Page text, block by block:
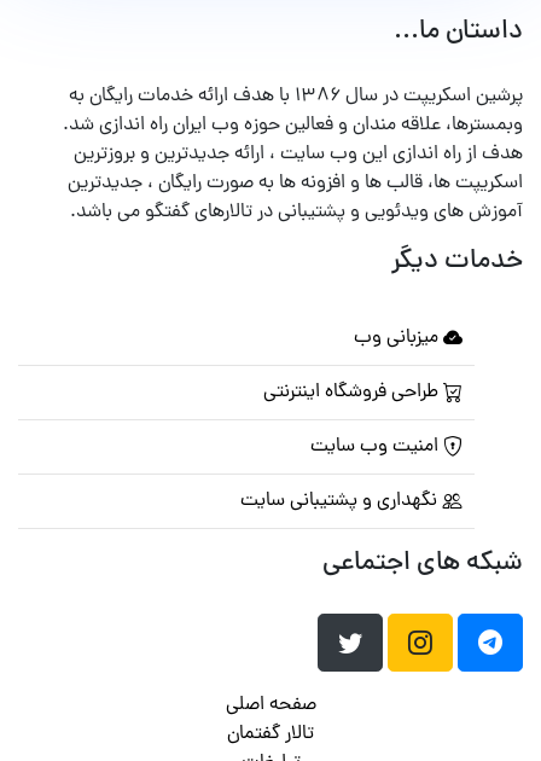
داستان ما...
پرشین اسکریپت در سال ۱۳۸۶ با هدف ارائه خدمات رایگان به
وبمسترها، علاقه مندان و فعالین حوزه وب ایران راه اندازی شد.
هدف از راه اندازی این وب سایت ، ارائه جدیدترین و بروزترین
اسکریپت ها، قالب ها و افزونه ها به صورت رایگان ، جدیدترین
آموزش های ویدئویی و پشتیبانی در تالارهای گفتگو می باشد.
خدمات دیگر
میزبانی وب
طراحی فروشگاه اینترنتی
امنیت وب سایت
نگهداری و پشتیبانی سایت
شبکه های اجتماعی
صفحه اصلی
تالار گفتمان